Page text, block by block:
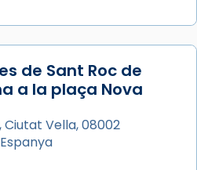
de Sant Roc de
a la plaça Nova
Ciutat Vella, 08002